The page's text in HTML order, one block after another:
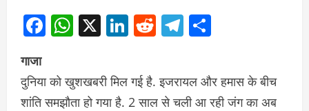
Facebook
WhatsApp
X LinkedIn
RedditTelegram
गाजा
दुनिया को खुशखबरी मिल गई है. इजरायल और हमास के बीच
शांति समझौता हो गया है. 2 साल से चली आ रही जंग का अब